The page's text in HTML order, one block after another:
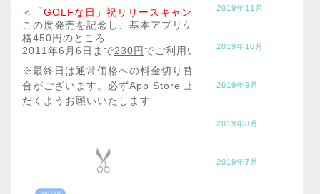
＜「GOLFな日」祝リリースキャンペーン！！＞
この度発売を記念し、基本アプリケーション（1コース付）
格450円のところ
2011年6月6日まで230円 でご利用いただけるキャンペーンを
※最終日は通常価格への料金切り替え設定の関係で230円に
合がございます。必ずApp Store 上の値段を確認してからダ
だくようお願いいたします
2019年11月
2019年10月
2019年9月
2019年8月
2019年7月